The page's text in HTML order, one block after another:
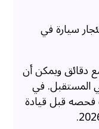
سيارة في
دقائق ويمكن أن
المستقبل. في
فحصه قبل قيادة